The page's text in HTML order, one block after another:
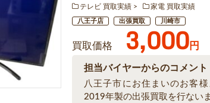
テレビ 買取実績 家電 買取実績
八王子店 出張買取 川崎市
買取価格 3,000円
担当バイヤーからのコメント
八王子市にお住まいのお客
2019年製の出張買取を行ない